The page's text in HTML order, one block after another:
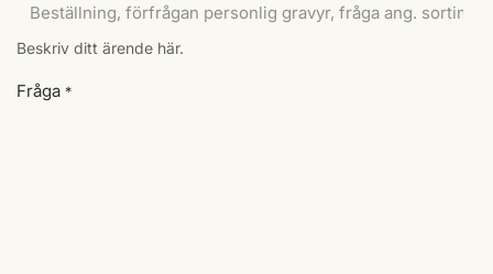
Beskriv ditt ärende här.
Fråga *